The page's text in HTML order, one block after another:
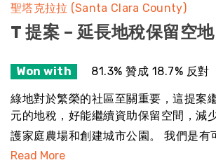
聖塔克拉拉 (Santa Clara County)
T 提案 – 延長地稅保留空地
Won with 81.3% 贊成 18.7% 反對
綠地對於繁榮的社區至關重要，這提案
元的地稅，好能繼續資助保留空間，減
護家庭農場和創建城市公園。 我們是有
Read More